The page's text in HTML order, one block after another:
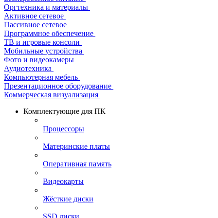
Оргтехника и материалы
Активное сетевое
Пассивное сетевое
Программное обеспечение
ТВ и игровые консоли
Мобильные устройства
Фото и видеокамеры
Аудиотехника
Компьютерная мебель
Презентационное оборудование
Коммерческая визуализация
Комплектующие для ПК
Процессоры
Материнские платы
Оперативная память
Видеокарты
Жёсткие диски
SSD диски